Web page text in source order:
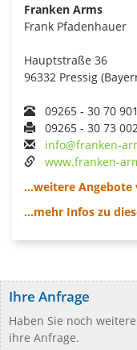
Franken Arms
Frank Pfadenhauer
Hauptstraße 36
96332 Pressig
09265 - 30 70 901
09265 - 30 73 002
info@franken-
www.franken-
...weitere Angebote
...mehr Infos zu
Ihre Anfrage
Haben Sie noch
ihre Anfrage.